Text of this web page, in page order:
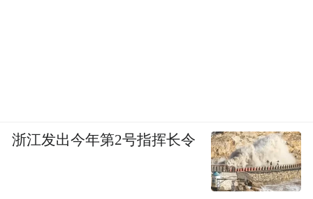
浙江发出今年第2号指挥长令